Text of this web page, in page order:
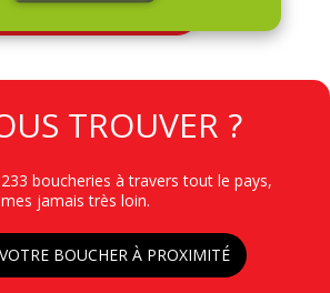
nos promotions
TROUVER ?
boucheries à travers tout le pays,
jamais très loin.
BOUCHER À PROXIMITÉ